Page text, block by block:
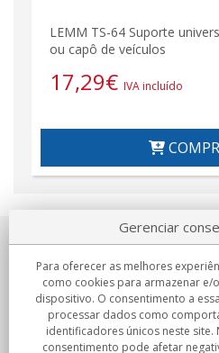
LEMM TS-64 Suporte
ou capô de veículos
17,29€ IVA incluído
Sobre nosotros
Compromissos
Compras
Gerenciar
Para oferecer as melhores
como cookies para armazenar e/
dispositivo. O consentimento a
processar dados como
identificadores únicos neste
consentimento pode afetar